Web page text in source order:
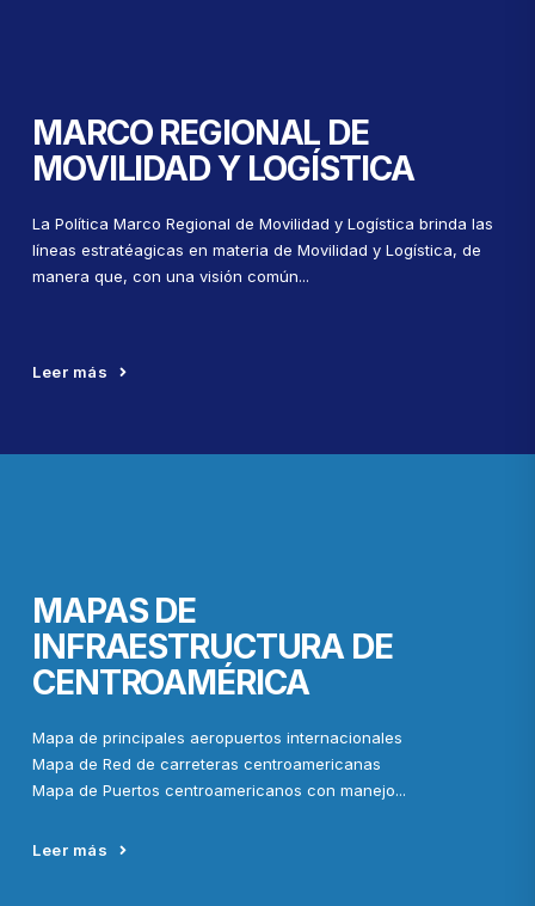
MARCO REGIONAL DE
MOVILIDAD Y LOGÍSTICA
La Política Marco Regional de Movilidad y Logística brinda las
líneas estratéagicas en materia de Movilidad y Logística, de
manera que, con una visión común...
Leer más
MAPAS DE
INFRAESTRUCTURA DE
CENTROAMÉRICA
Mapa de principales aeropuertos internacionales
Mapa de Red de carreteras centroamericanas
Mapa de Puertos centroamericanos con manejo...
Leer más